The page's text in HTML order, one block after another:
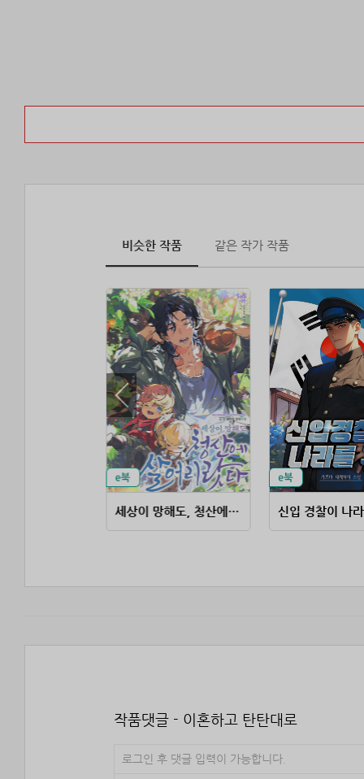
비슷한 작품 같은 작가 작품
세상이 망해도, 청산에 살어리랏다 신입 경찰이 나
작품댓글 - 이혼하고 탄탄대로
로그인 후 댓글 입력이 가능합니다.